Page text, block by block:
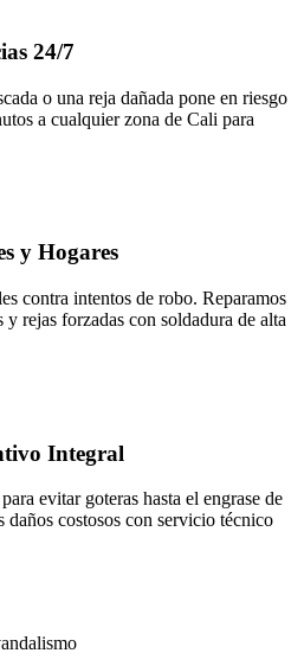
24/7
o una reja dañada pone en riesgo
a cualquier zona de Cali para
y Hogares
contra intentos de robo. Reparamos
rejas forzadas con soldadura de alta
Integral
evitar goteras hasta el engrase de
daños costosos con servicio técnico